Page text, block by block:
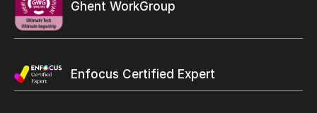
Ghent WorkGroup
Enfocus Certified Expert